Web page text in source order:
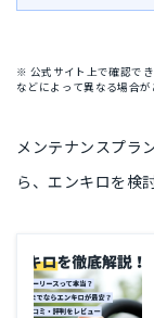
※ 公式サイト上で確認で
などによって異なる場合が
メンテナンスプラ
ら、エンキロを検